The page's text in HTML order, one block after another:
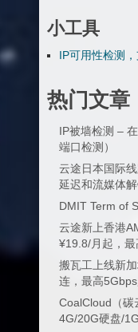
小工具
IP可用性检测
热门文章
IP被墙检测 –
端口检测）
云途日本国际
延迟和流媒体
DMIT Term of
云途新上香港
¥19.8/月起，
搬瓦工上线新
连，最高
CoalCloud（碳
4G/20G硬盘/